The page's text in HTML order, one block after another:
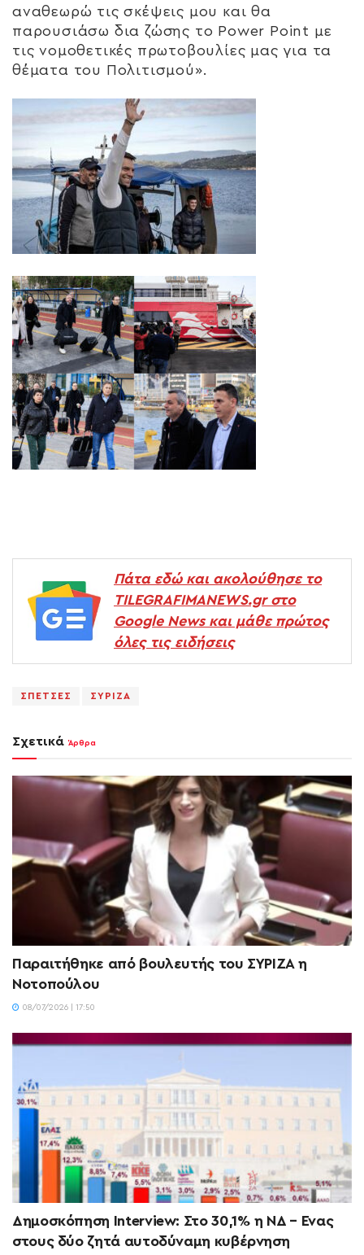
αναθεωρώ τις σκέψεις μου και θα
παρουσιάσω δια ζώσης το Power Point με
τις νομοθετικές πρωτοβουλίες μας για τα
θέματα του Πολιτισμού».
Πάτα εδώ και ακολούθησε το
TILEGRAFIMANEWS.gr στο
Google News και μάθε πρώτος
όλες τις ειδήσεις
ΣΠΕΤΣΕΣ ΣΥΡΙΖΑ
Σχετικά Άρθρα
Παραιτήθηκε από βουλευτής του ΣΥΡΙΖΑ η
Νοτοπούλου
08/07/2026 | 17:50
Δημοσκόπηση Interview: Στο 30,1% η ΝΔ – Ένας
στους δύο ζητά αυτοδύναμη κυβέρνηση